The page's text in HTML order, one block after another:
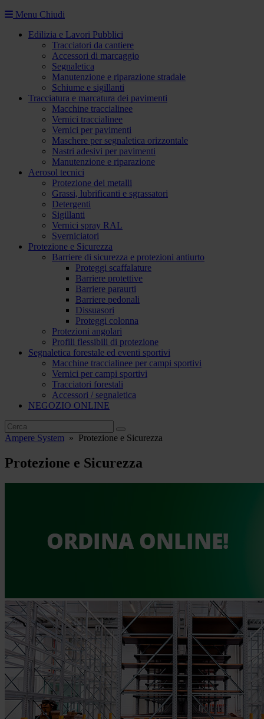
Menu Chiudi
Edilizia e Lavori Pubblici
Tracciatori da cantiere
Accessori di marcaggio
Segnaletica
Manutenzione e riparazione stradale
Schiume e sigillanti
Tracciatura e marcatura dei pavimenti
Macchine traccialinee
Vernici traccialinee
Vernici per pavimenti
Maschere per segnaletica orizzontale
Nastri adesivi per pavimenti
Manutenzione e riparazione
Aerosol tecnici
Protezione dei metalli
Grassi, lubrificanti e sgrassatori
Detergenti
Sigillanti
Vernici spray RAL
Sverniciatori
Protezione e Sicurezza
Barriere di sicurezza e protezioni antiurto
Proteggi scaffalature
Barriere protettive
Barriere paraurti
Barriere pedonali
Dissuasori
Proteggi colonna
Protezioni angolari
Profili flessibili di protezione
Segnaletica forestale ed eventi sportivi
Macchine traccialinee per campi sportivi
Vernici per campi sportivi
Tracciatori forestali
Accessori / segnaletica
NEGOZIO ONLINE
Ampere System » Protezione e Sicurezza
Protezione e Sicurezza